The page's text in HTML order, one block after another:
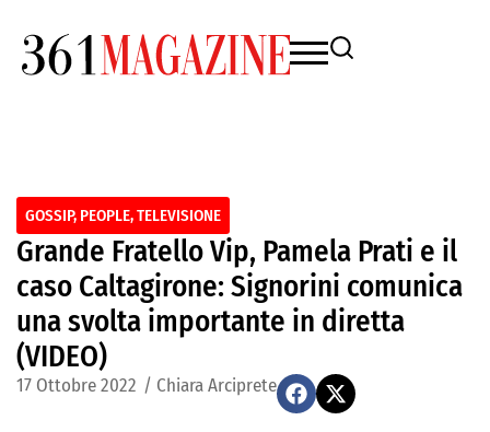
GOSSIP, PEOPLE,TELEVISIONE
Grande Fratello Vip, Pamela Prati e il
caso Caltagirone: Signorini comunica
una svolta importante in diretta
(VIDEO)
17 Ottobre 2022 / Chiara Arciprete